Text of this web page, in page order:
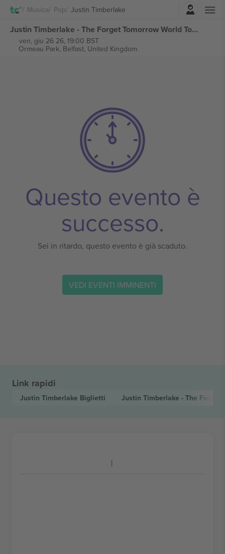
Musica Pop Justin Timberlake
Justin Timberlake - The Forget Tomorrow World Tour biglietti
ven, giu 26 26, 19:00 BST
Ormeau Park, Belfast, United Kingdom
Questo evento è
successo.
Sei in ritardo, questo evento è già scaduto.
VEDI EVENTI IMMINENTI
Link rapidi
Justin Timberlake Biglietti Justin Timberlake - The Forget